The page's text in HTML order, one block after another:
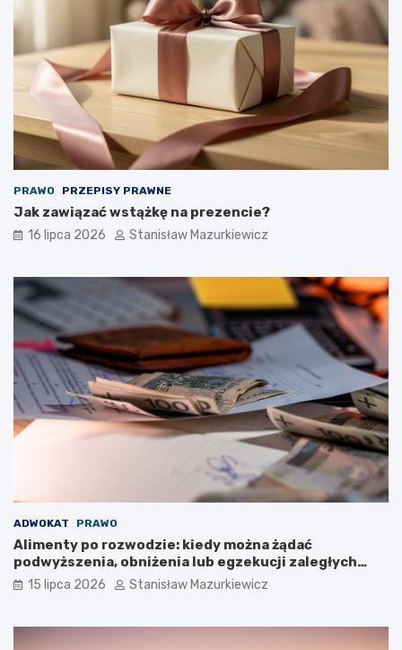
PRAWO PRZEPISY PRAWNE
Jak zawiązać wstążkę na prezencie?
16 lipca 2026 Stanisław Mazurkiewicz
ADWOKAT PRAWO
Alimenty po rozwodzie: kiedy można żądać
podwyższenia, obniżenia lub egzekucji zaległych
płatności?
15 lipca 2026 Stanisław Mazurkiewicz